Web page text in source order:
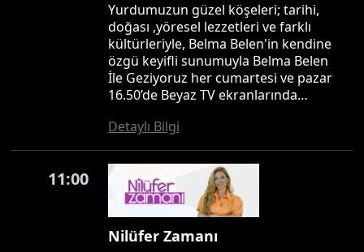
Yurdumuzun güzel köşeleri; tarihi,
doğası ,yöresel lezzetleri ve farklı
kültürleriyle, Belma Belen'in kendine
özgü keyifli sunumuyla Belma Belen
İle Geziyoruz her cumartesi ve pazar
16.50’de Beyaz TV ekranlarında…
Detaylı Bilgi
11:00
Nilüfer Zamanı